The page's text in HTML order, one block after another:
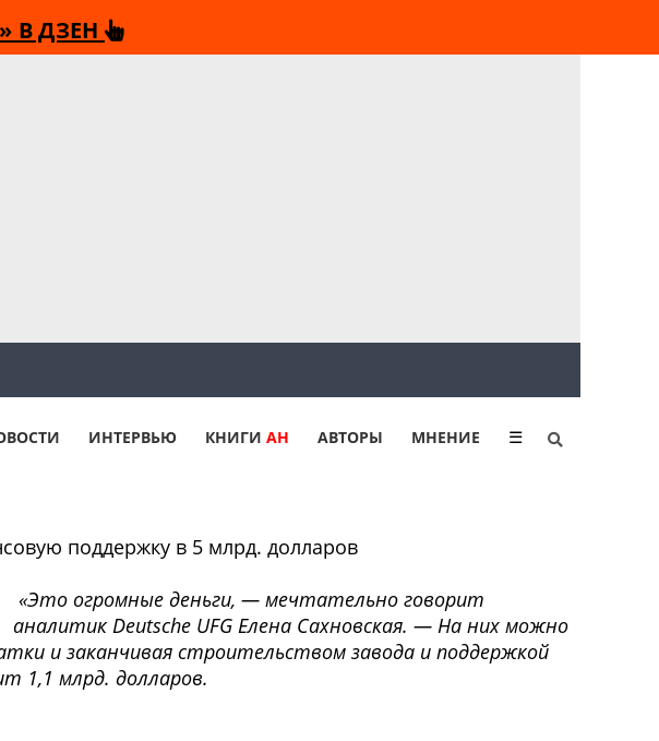
В ДЗЕН
ИНТЕРВЬЮ КНИГИ АН АВТОРЫ МНЕНИЕ ☰
поддержку в 5 млрд. долларов
«Это огромные деньги, — мечтательно говорит
аналитик Deutsche UFG Елена Сахновская. — На них можно
и заканчивая строительством завода и поддержкой
1,1 млрд. долларов.